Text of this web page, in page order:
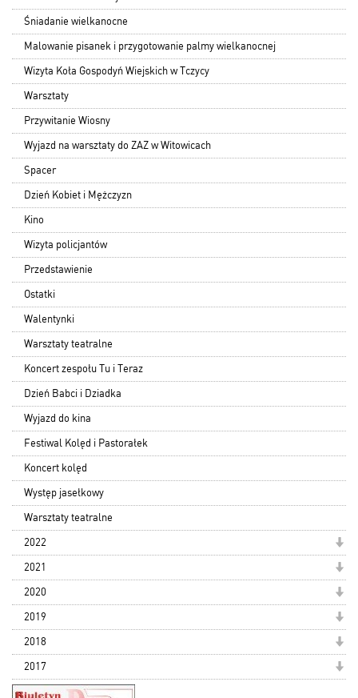
Śniadanie wielkanocne
Malowanie pisanek i przygotowanie palmy wielkanocnej
Wizyta Koła Gospodyń Wiejskich w Tczycy
Warsztaty
Przywitanie Wiosny
Wyjazd na warsztaty do ZAZ w Witowicach
Spacer
Dzień Kobiet i Mężczyzn
Kino
Wizyta policjantów
Przedstawienie
Ostatki
Walentynki
Warsztaty teatralne
Koncert zespołu Tu i Teraz
Dzień Babci i Dziadka
Wyjazd do kina
Festiwal Kolęd i Pastorałek
Koncert kolęd
Występ jasełkowy
Warsztaty teatralne
2022
2021
2020
2019
2018
2017